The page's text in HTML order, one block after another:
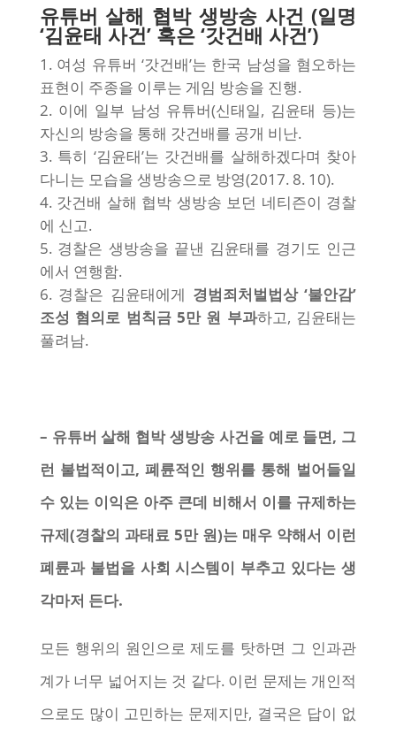
유튜버 살해 협박 생방송 사건 (일명
‘김윤태 사건’ 혹은 ‘갓건배 사건’)
여성 유튜버 ‘갓건배’는 한국 남성을 혐오하는
표현이 주종을 이루는 게임 방송을 진행.
이에 일부 남성 유튜버(신태일, 김윤태 등)는
자신의 방송을 통해 갓건배를 공개 비난.
특히 ‘김윤태’는 갓건배를 살해하겠다며 찾아
다니는 모습을 생방송으로 방영(2017. 8. 10).
갓건배 살해 협박 생방송 보던 네티즌이 경찰
에 신고.
경찰은 생방송을 끝낸 김윤태를 경기도 인근
에서 연행함.
경찰은 김윤태에게 경범죄처벌법상 ‘불안감’
조성 혐의로 범칙금 5만 원 부과하고, 김윤태는
풀려남.
– 유튜버 살해 협박 생방송 사건을 예로 들면, 그
런 불법적이고, 폐륜적인 행위를 통해 벌어들일
수 있는 이익은 아주 큰데 비해서 이를 규제하는
규제(경찰의 과태료 5만 원)는 매우 약해서 이런
폐륜과 불법을 사회 시스템이 부추고 있다는 생
각마저 든다.
모든 행위의 원인으로 제도를 탓하면 그 인과관
계가 너무 넓어지는 것 같다. 이런 문제는 개인적
으로도 많이 고민하는 문제지만, 결국은 답이 없